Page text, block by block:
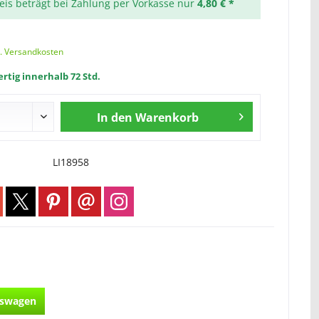
beträgt bei Zahlung per Vorkasse nur 4,80 € *
Versandkosten
innerhalb 72 Std.
In den Warenkorb
LI18958